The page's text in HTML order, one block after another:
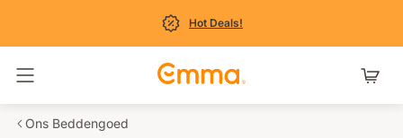
Hot Deals!
Navigatie in- en uitschakelen
Ons Beddengoed